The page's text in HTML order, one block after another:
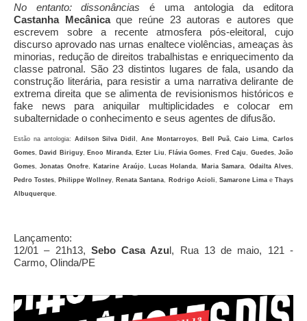
No entanto: dissonâncias é uma antologia da editora
Castanha Mecânicaque reúne 23 autoras e autores que
escrevem sobre a recente atmosfera pós-eleitoral, cujo
discurso aprovado nas urnas enaltece violências, ameaças às
minorias, redução de direitos trabalhistas e enriquecimento da
classe patronal. São 23 distintos lugares de fala, usando da
construção literária, para resistir a uma narrativa delirante de
extrema direita que se alimenta de revisionismos históricos e
fake news para aniquilar multiplicidades e colocar em
subalternidade o conhecimento e seus agentes de difusão.
Estão na antologia: Adilson Silva Didil,Ane Montarroyos, Bell Puã,Caio Lima,Carlos
Gomes, David Biriguy, Enoo Miranda, Ezter Liu, Flávia Gomes, Fred Caju, Guedes,João
Gomes,Jonatas Onofre, Katarine Araújo, Lucas Holanda, Maria Samara, Odailta Alves,
Pedro Tostes, Philippe Wollney, Renata Santana, Rodrigo Acioli, Samarone Lima eThays
Albuquerque.
Lançamento:
12/01 – 21h13, Sebo Casa Azul, Rua 13 de maio, 121 -
Carmo, Olinda/PE